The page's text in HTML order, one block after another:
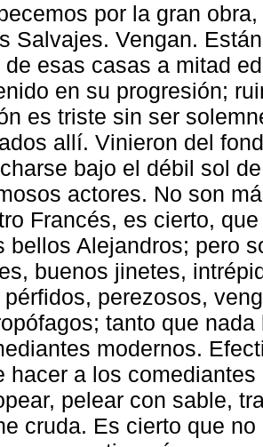
por la gran
Salvajes. Vengan.
de esas casas a mitad
en su progresión;
es triste sin ser
allí. Vinieron del
bajo el débil sol
actores. No son
Francés, es cierto,
bellos Alejandros; pero
buenos jinetes,
pérfidos, perezosos,
tanto que
modernos.
hacer a los
pelear con sable,
cruda. Es cierto que